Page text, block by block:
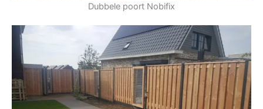
Dubbele poort Nobifix